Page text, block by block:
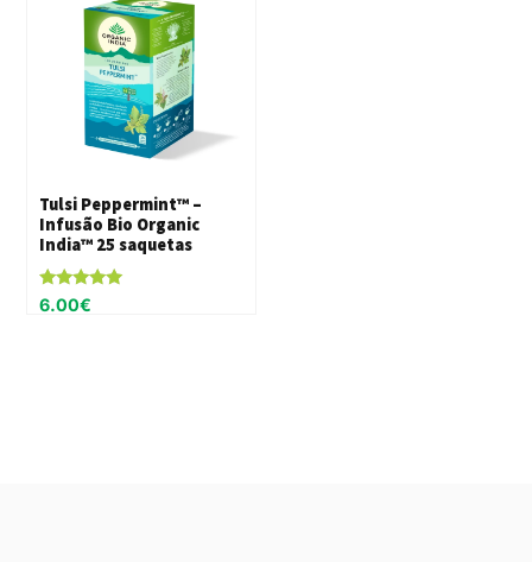
Tulsi Peppermint™ –
Infusão Bio Organic
India™ 25 saquetas
Avaliação
5.00
6.00€